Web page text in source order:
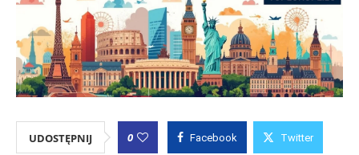
UDOSTĘPNIJ 0 Facebook Twitter